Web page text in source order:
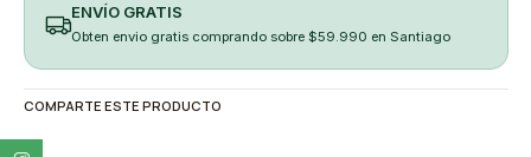
ENVÍO GRATIS
Obten envio gratis comprando sobre $59.990 en Santiago
COMPARTE ESTE PRODUCTO